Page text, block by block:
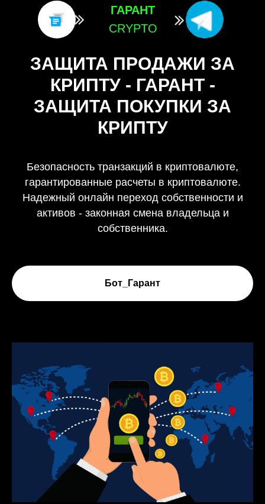
ГАРАНТ
CRYPTO
ЗАЩИТА ПРОДАЖИ ЗА
КРИПТУ - ГАРАНТ -
ЗАЩИТА ПОКУПКИ ЗА
КРИПТУ
Безопасность транзакций в криптовалюте,
гарантированные расчеты в криптовалюте.
Надежный онлайн переход собственности и
активов - законная смена владельца и
собственника.
Бот_Гарант